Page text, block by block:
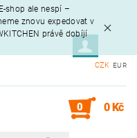
shop ale nespí –
znovu expedovat v
právě dobíjí
CZK EUR
0 0 Kč